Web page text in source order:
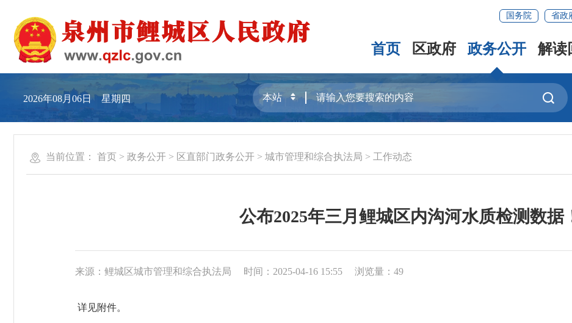
国务院 省政
首页 区政府 政务公开 解读
2026年08月06日 星期四
当前位置： 首页 > 政务公开 > 区直部门政务公开 > 城市管理和综合执法局 > 工作动态
公布2025年三月鲤城区内沟河水质检测数据
来源：鲤城区城市管理和综合执法局 时间：2025-04-16 15:55 浏览量： 49
详见附件。